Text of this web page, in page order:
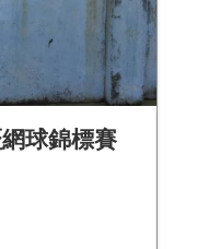
球錦標賽